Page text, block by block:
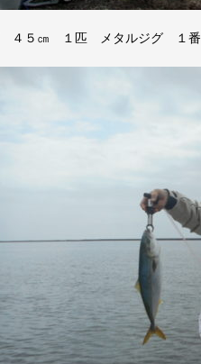
４５㎝ １匹 メタルジグ １番